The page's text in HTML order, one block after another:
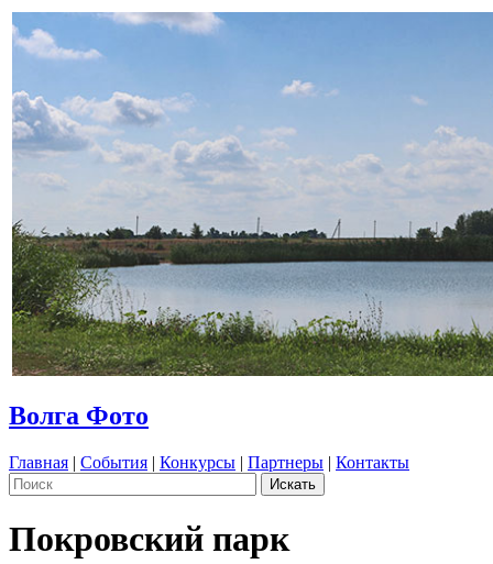
Волга Фото
Главная | События | Конкурсы | Партнеры | Контакты
Покровский парк